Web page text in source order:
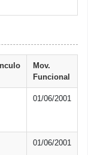
Mov.
Funcional
01/06/2001
01/06/2001